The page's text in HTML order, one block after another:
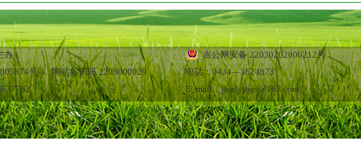
办
吉公网安备 22030202000212号
号-1网站标识码 2203000029
电话：0434—3624873
E_mail：jlsplyjbgs@163.com